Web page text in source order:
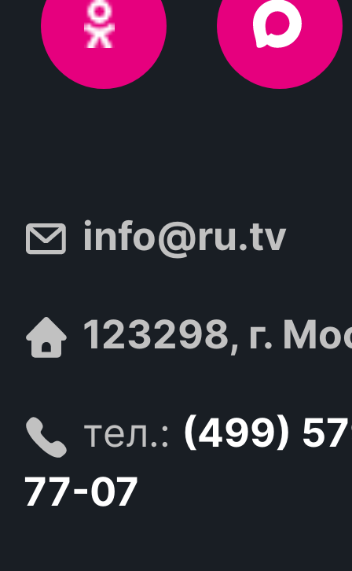
info@ru.tv
123298, г.
тел.: (499)
77-07